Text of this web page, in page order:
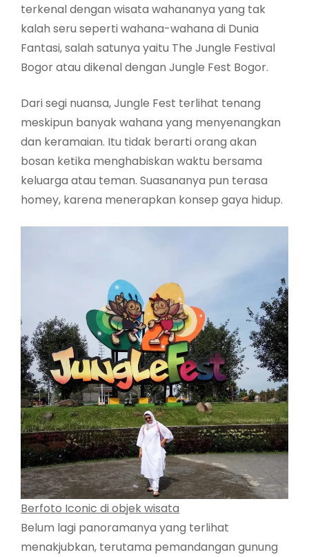
terkenal dengan wisata wahananya yang tak
kalah seru seperti wahana-wahana di Dunia
Fantasi, salah satunya yaitu The Jungle Festival
Bogor atau dikenal dengan Jungle Fest Bogor.
Dari segi nuansa, Jungle Fest terlihat tenang
meskipun banyak wahana yang menyenangkan
dan keramaian. Itu tidak berarti orang akan
bosan ketika menghabiskan waktu bersama
keluarga atau teman. Suasananya pun terasa
homey, karena menerapkan konsep gaya hidup.
Berfoto Iconic di objek wisata
Belum lagi panoramanya yang terlihat
menakjubkan, terutama pemandangan gunung